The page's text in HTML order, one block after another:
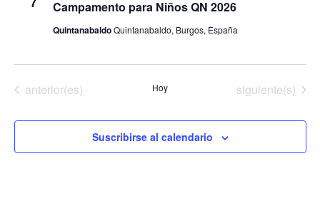
Campamento para Niños QN 2026
QuintanabaldoQuintanabaldo, Burgos, España
Eventos
anterior(es) Hoy Eventos
siguiente(s)
Suscribirse al calendario